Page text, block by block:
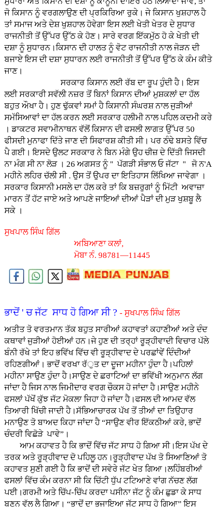
ਜੋ ਕਿਸਾਨ ਨੂੰ ਵਰਗਲਾਉਣ ਦੀ ਪ੍ਰਕਿਰਿਆ ਰੁਕੇ। ਜੇ ਕਿਸਾਨ ਖੁਸ਼ਹਾਲ ਹੈ
ਤਾਂ ਸਮਾਜ ਅਤੇ ਦੇਸ਼ ਖੁਸ਼ਹਾਲ ਹੋਵੇਗਾ ਇਸ ਲਈ ਖੇਤੀ ਖੇਤਰ ਦੇ ਸੁਧਾਰ
ਰਾਜਨੀਤੀ ਤੋਂ ਉੱਪਰ ਉੱਠ ਕੇ ਹੋਣ। ਸਾਰੇ ਵਰਗ ਇੱਕਮੁੱਠ ਹੋ ਕੇ ਖੇਤੀ ਦੀ
ਦਸ਼ਾ ਨੂੰ ਸੁਧਾਰਨ।ਕਿਸਾਨ ਦੀ ਹਾਲਤ ਨੂੰ ਵੋਟ ਰਾਜਨੀਤੀ ਨਾਲ ਜੋੜਨ ਦੀ
ਬਜਾਏ ਇਸ ਦੀ ਦਸ਼ਾ ਸੁਧਾਰਨ ਲਈ ਰਾਜਨੀਤੀ ਤੋਂ ਉੱਪਰ ਉੱਠ ਕੇ ਕੰਮ ਕੀਤੇ
ਜਾਣ।
ਸਰਕਾਰ ਕਿਸਾਨ ਲਈ ਰੱਬ ਦਾ ਰੂਪ ਹੁੰਦੀ ਹੈ। ਇਸ
ਲਈ ਸਰਕਾਰੀ ਸਵੱਲੀ ਨਜ਼ਰ ਤੋਂ ਬਿਨਾਂ ਕਿਸਾਨ ਦੀਆਂ ਮੁਸ਼ਕਲਾਂ ਦਾ ਹੱਲ
ਬਹੁਤ ਔਖਾ ਹੈ। ਹੁਣ ਢੁੱਕਵਾਂ ਸਮਾਂ ਹੈ ਕਿਸਾਨੀ ਸੰਘਰਸ਼ ਨਾਲ ਜੁੜੀਆਂ
ਸਮੱਸਿਆਵਾਂ ਦਾ ਹੱਲ ਕਰਨ ਲਈ ਸਰਕਾਰ ਹਲੀਮੀ ਨਾਲ ਪਹਿਲ ਕਦਮੀ ਕਰੇ
। ਡਾਕਟਰ ਸਵਾਮੀਨਾਥਨ ਵੱਲੋਂ ਕਿਸਾਨ ਦੀ ਫਸਲੀ ਲਾਗਤ ਉੱਪਰ 50
ਫੀਸਦੀ ਮੁਨਾਫਾ ਦਿੱਤੇ ਜਾਣ ਦੀ ਸਿਫਾਰਸ਼ ਕੀਤੀ ਸੀ। ਪਰ ਠੰਢੇ ਬਸਤੇ ਵਿੱਚ
ਪੈ ਗਈ। ਇਸਦੇ ਉਲਟ ਸਰਕਾਰ ਨੇ ਬਿਨ ਮੰਗੇ ਉਹ ਚੀਜ਼ ਦੇ ਦਿੱਤੀ ਜਿਸਦੀ
ਨਾ ਮੰਗ ਸੀ ਨਾ ਲੋੜ । 26 ਅਗਸਤ ਨੂੰ " ਪੱਗੜੀ ਸੰਭਾਲ ਓ ਜੱਟਾ " ਜੋ ਨ'A
ਮਹੀਨੇ ਲਹਿਰ ਚੱਲੀ ਸੀ . ਉਸ ਤੋਂ ਉਪਰ ਦਾ ਇਤਿਹਾਸ ਲਿੱਖਿਆ ਜਾਵੇਗਾ ।
ਸਰਕਾਰ ਕਿਸਾਨੀ ਮਸਲੇ ਦਾ ਹੱਲ ਕਰੇ ਤਾਂ ਕਿ ਬਜ਼ਰੁਗਾਂ ਨੂੰ ਮਿੱਟੀ ਅਵਾਜ਼ਾ
ਮਾਰਨ ਤੋਂ ਹੱਟ ਜਾਏ ਅਤੇ ਆਪਣੇ ਜਾਇਆਂ ਦੀਆਂ ਪੈੜਾਂ ਦੀ ਮੁੜ ਖੁਸ਼ਬੂ ਲੈ
ਸਕੇ ।
ਸੁਖਪਾਲ ਸਿੰਘ ਗਿੱਲ
ਅਬਿਆਣਾ ਕਲਾਂ,
ਮੋਬਾ ਨੰ. 98781—11445
ਭਾਦੋਂ ' ਚ ਜੱਟ ਸਾਧ ਹੋ ਗਿਆ ਸੀ ? - ਸੁਖਪਾਲ ਸਿੰਘ ਗਿੱਲ
ਅਤੀਤ ਤੋ ਵਰਤਮਾਨ ਤੱਕ ਬਹੁਤ ਸਾਰੀਆਂ ਕਹਾਵਤਾਂ ਕਹਾਣੀਆਂ ਅਤੇ ਦੰਦ
ਕਥਾਵਾਂ ਜੁੜੀਆਂ ਹੋਈਆਂ ਹਨ।ਜੇ ਹੁਣ ਦੀ ਤਰ੍ਹਾਂ ਰੂੜ੍ਹੀਵਾਦੀ ਵਿਚਾਰ ਪੱਲੇ
ਬੰਨੀ ਰੱਖੇ ਤਾਂ ਇਹ ਭਵਿੱਖ ਵਿੱਚ ਵੀ ਰੂੜ੍ਹੀਵਾਦ ਦੇ ਪਰਛਾਂਵੇਂ ਦਿੰਦੀਆਂ
ਰਹਿਣਗੀਆਂ। ਭਾਦੋਂ ਵਰਖਾ ਰੱੁਤ ਦਾ ਦੂਜਾ ਮਹੀਨਾ ਹੁੰਦਾ ਹੈ।ਪਹਿਲਾਂ
ਮਹੀਨਾ ਸਾਉਣ ਹੁੰਦਾ ਹੈ।ਸਾਉਣ ਦੇ ਛਰਾਟਿਆਂ ਦਾ ਭਵਿੱਖੀ ਅਨੁਮਾਨ ਲੱਗ
ਜਾਂਦਾ ਹੈ ਜਿਸ ਨਾਲ ਜਿਮੀਦਾਰ ਵਰਗ ਚੌਕਸ ਹੋ ਜਾਂਦਾ ਹੈ।ਸਾਉਣ ਮਹੀਨੇ
ਫਸਲਾਂ ਪੱਖੋਂ ਕੁੱਝ ਜੱਟ ਮੋਕਲਾ ਜਿਹਾ ਹੋ ਜਾਂਦਾ ਹੈ।ਫਸਲ ਦੀ ਆਮਦ ਵੱਲ
ਤਿਆਰੀ ਖਿੱਚੀ ਜਾਦੀ ਹੈ।ਸੱਭਿਆਚਾਰਕ ਪੱਖ ਤੋਂ ਤੀਆਂ ਦਾ ਤਿਉਹਾਰ
ਮਨਾਉਣ ਤੋ ਬਾਅਦ ਕਿਹਾ ਜਾਂਦਾ ਹੈ “ਸਾਉਣ ਵੀਰ ਇੱਕਠੀਆਂ ਕਰੇ, ਭਾਦੋਂ
ਚੰਦਰੀ ਵਿਛੋੜੇ ਪਾਵੇ”।
ਆਮ ਕਹਾਵਤ ਹੈ ਕਿ ਭਾਦੋਂ ਵਿੱਚ ਜੱਟ ਸਾਧ ਹੋ ਗਿਆ ਸੀ।ਇਸ ਪੱਖ ਦੇ
ਤਰਕ ਅਤੇ ਰੂੜ੍ਹੀਵਾਦ ਦੋ ਪਹਿਲੂ ਹਨ।ਰੂੜ੍ਹੀਵਾਦ ਪੱਖ ਤੋ ਸਿਆਣਿਆਂ ਤੋ
ਕਹਾਵਤ ਸੁਣੀ ਗਈ ਹੈ ਕਿ ਭਾਦੋਂ ਦੀ ਸਵੇਰੇ ਜੱਟ ਖੇਤ ਗਿਆ।ਲਹਿੰਬਰੀਆਂ
ਫਸਲਾਂ ਵਿੱਚ ਕੰਮ ਕਰਨਾ ਸੀ ਕਿ ਚਿੱਟੀ ਧੁੱਪ ਟਟਿਆਣੇ ਵਾਂਗ ਨੱਚਣ ਲੱਗ
ਪਈ।ਗਰਮੀ ਅਤੇ ਚਿੱਪ-ਚਿੱਪ ਕਰਦਾ ਪਸੀਨਾ ਜੱਟ ਨੂੰ ਕੰਮ ਛੁਡਾ ਕੇ ਸਾਧ
ਬਣਨ ਵੱਲ ਲੈ ਗਿਆ। “ਭਾਦੋਂ ਦਾ ਭਜਾਇਆ ਜੱਟ ਸਾਧ ਹੋ ਗਿਆ” ਇਸ